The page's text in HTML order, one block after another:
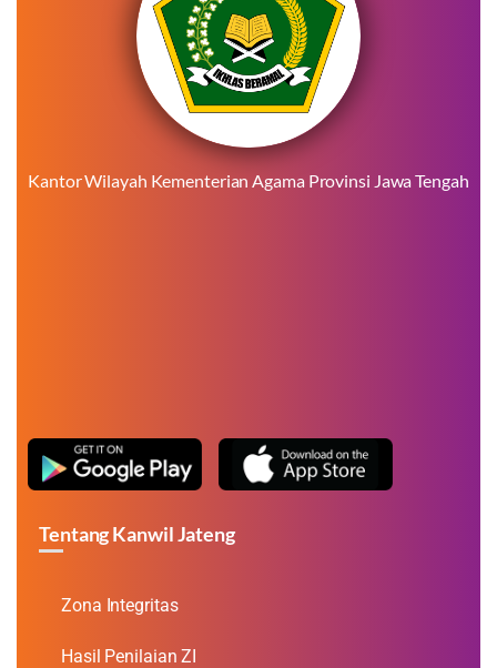
Kantor Wilayah Kementerian Agama Provinsi Jawa Tengah
Tentang Kanwil Jateng
Zona Integritas
Hasil Penilaian ZI